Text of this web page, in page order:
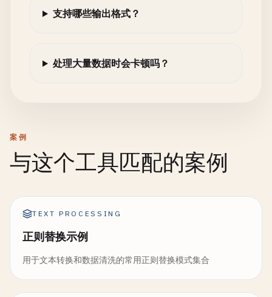
支持哪些输出格式？
处理大量数据时会卡顿吗？
案例
与这个工具匹配的案例
TEXT PROCESSING
正则替换示例
用于文本转换和数据清洗的常用正则替换模式集合